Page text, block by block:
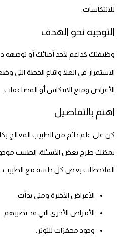
للانتكاسات.
التوجيه نحو الهدف
وظيفتك كداعم لأحد أحبائك أو توجيهه
الاستمرار في العلا واتباع الخطة التي
الأعراض ومنع الانتكاس أو المضاعفات.
اهتم بالتفاصيل
كن على علم دائم من الطبيب المعالج
يمكنك طرح بعض الأسئلة، الطبيب
الملاحظات بعض كل جلسة مع الطبيب،
الأعراض الأخيرة ومتى بدأت.
الأمراض الأخرى التي قد تصيبهم.
وجود محفزات للتوتر.